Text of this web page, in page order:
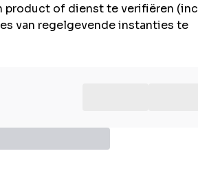
product of dienst te verifiëren
van regelgevende instanties te